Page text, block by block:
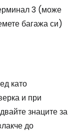
3 (може
багажа си)
като
и при
знаците за
до